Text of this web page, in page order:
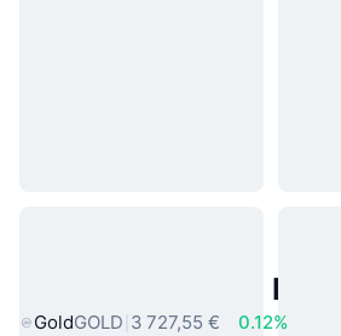
Actifs du Monde Réel
GoldGOLD 3 727,55 €
0.12%